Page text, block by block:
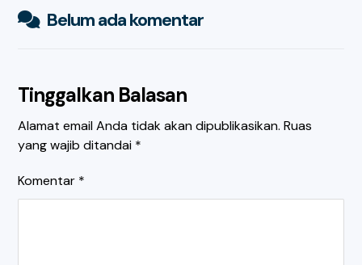
Belum ada komentar
Tinggalkan Balasan
Alamat email Anda tidak akan dipublikasikan. Ruas
yang wajib ditandai *
Komentar *